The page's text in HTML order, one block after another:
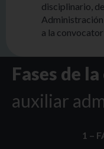
disciplinario,
Administración
a la
Fases de
auxiliar
1 –